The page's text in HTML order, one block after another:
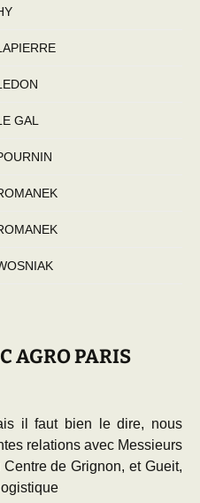
GAL
AGRO PARIS
il faut bien le dire, nous
relations avec Messieurs
de Grignon, et Gueit,